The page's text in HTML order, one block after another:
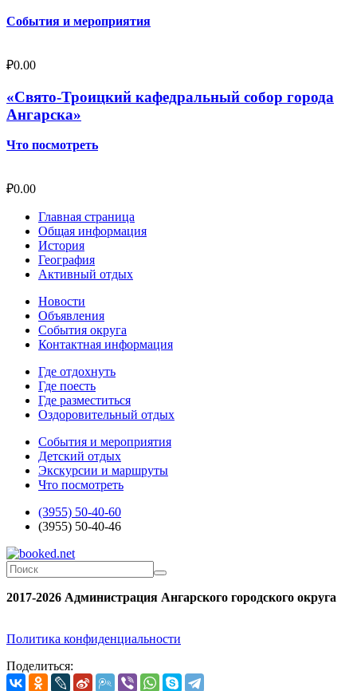
События и мероприятия
₽0.00
«Свято-Троицкий кафедральный собор города
Ангарска»
Что посмотреть
₽0.00
Главная страница
Общая информация
История
География
Активный отдых
Новости
Объявления
События округа
Контактная информация
Где отдохнуть
Где поесть
Где разместиться
Оздоровительный отдых
События и мероприятия
Детский отдых
Экскурсии и маршруты
Что посмотреть
(3955) 50-40-60
(3955) 50-40-46
2017-2026 Администрация Ангарского городского округа
Политика конфиденциальности
Поделиться: